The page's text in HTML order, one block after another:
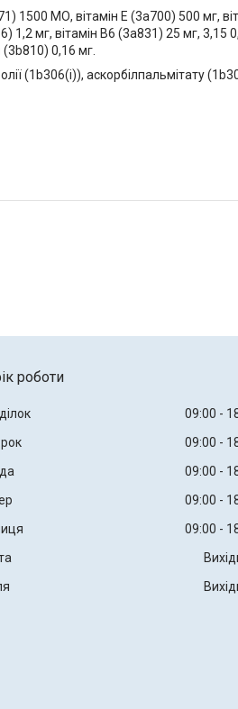
1500 МО, вітамін Е (3a700) 500 мг,
1,2 мг, вітамін B6 (3a831) 25 мг,
0,16 мг.
(1b306(i)), аскорбілпальмітату
роботи
09:00
09:00
09:00
09:00
09:00